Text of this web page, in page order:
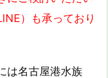
）も承っており
は名古屋港水族